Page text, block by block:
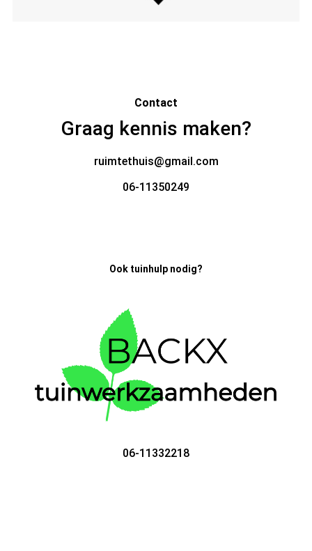
Contact
Graag kennis maken?
ruimtethuis@gmail.com
06-11350249
Ook tuinhulp nodig?
06-11332218